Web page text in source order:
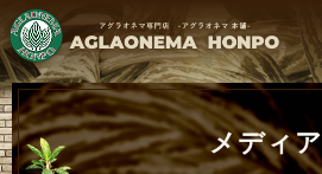
メディア